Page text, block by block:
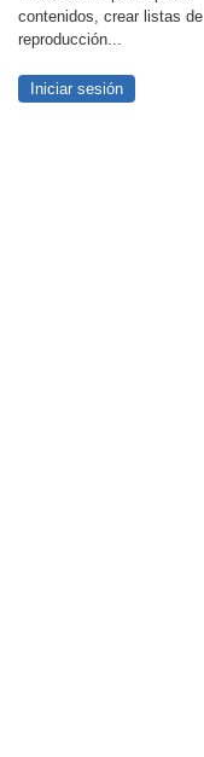
contenidos, crear listas de
reproducción...
Iniciar sesión